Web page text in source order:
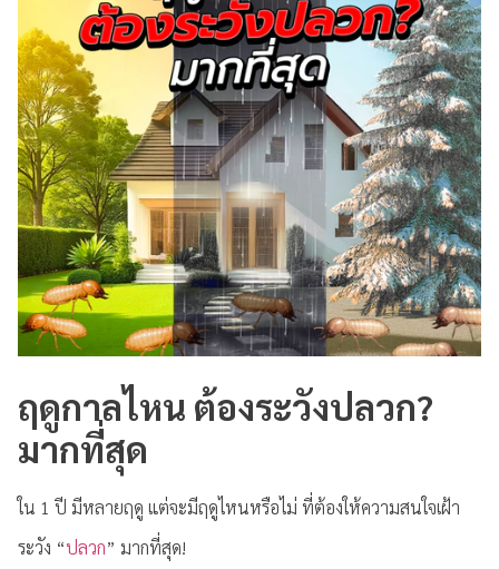
ฤดูกาลไหน ต้องระวังปลวก?
มากที่สุด
ใน 1 ปี มีหลายฤดู แต่จะมีฤดูไหนหรือไม่ ที่ต้องให้ความสนใจเฝ้า
ระวัง “ปลวก” มากที่สุด!